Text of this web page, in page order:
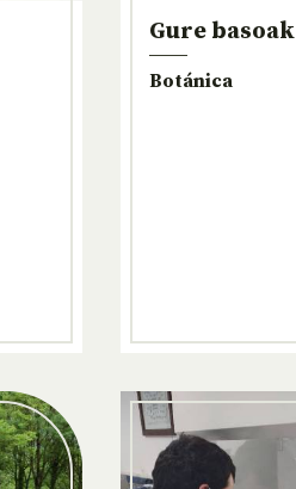
Gure basoak
Botánica